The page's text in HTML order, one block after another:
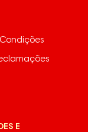
Condições
E